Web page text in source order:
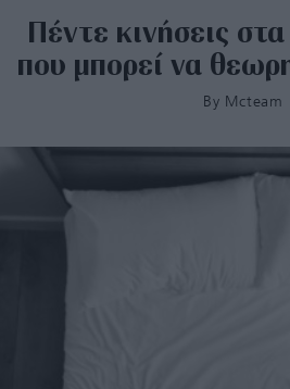
Πέντε κινήσεις
που μπορεί να
By Mcteam